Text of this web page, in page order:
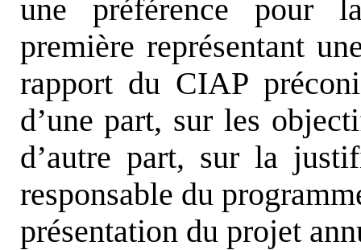
une préférence pour
première représentant
rapport du CIAP
d’une part, sur les
d’autre part, sur la
responsable du
présentation du projet